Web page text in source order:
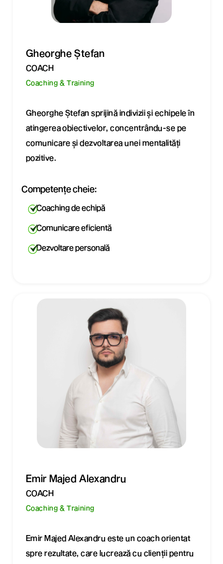
Gheorghe Ștefan
COACH
Coaching & Training
Gheorghe Ștefan sprijină indivizii și echipele în
atingerea obiectivelor, concentrându-se pe
comunicare și dezvoltarea unei mentalități
pozitive.
Competențe cheie:
Coaching de echipă
Comunicare eficientă
Dezvoltare personală
Emir Majed Alexandru
COACH
Coaching & Training
Emir Majed Alexandru este un coach orientat
spre rezultate, care lucrează cu clienții pentru